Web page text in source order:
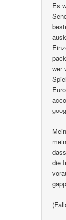
Es
wer
die